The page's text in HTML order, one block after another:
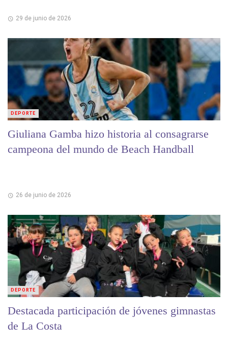
29 de junio de 2026
Giuliana Gamba hizo historia al consagrarse
campeona del mundo de Beach Handball
26 de junio de 2026
DEPORTE
Destacada participación de jóvenes gimnastas
de La Costa
DEPORTE